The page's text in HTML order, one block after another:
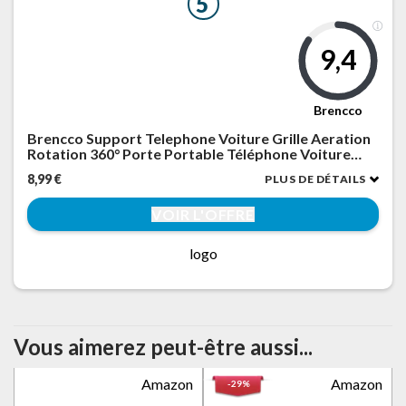
9,4
Brencco
Brencco Support Telephone Voiture Grille Aeration
Rotation 360° Porte Portable Téléphone Voiture
Téléphone pour Smartphone de 4.0''-7.0''
8,99 € PLUS DE DÉTAILS
logo
Vous aimerez peut-être aussi...
Amazon Amazon
-29%